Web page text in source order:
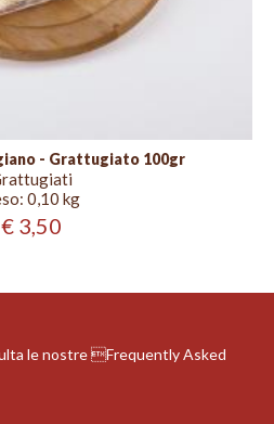
- Grattugiato 100gr
0,10 kg
€ 3,50
le nostre Frequently Asked